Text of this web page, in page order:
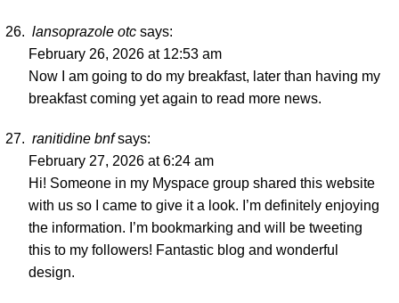
lansoprazole otc says:
February 26, 2026 at 12:53 am
Now I am going to do my breakfast, later than having my
breakfast coming yet again to read more news.
ranitidine bnf says:
February 27, 2026 at 6:24 am
Hi! Someone in my Myspace group shared this website
with us so I came to give it a look. I’m definitely enjoying
the information. I’m bookmarking and will be tweeting
this to my followers! Fantastic blog and wonderful
design.